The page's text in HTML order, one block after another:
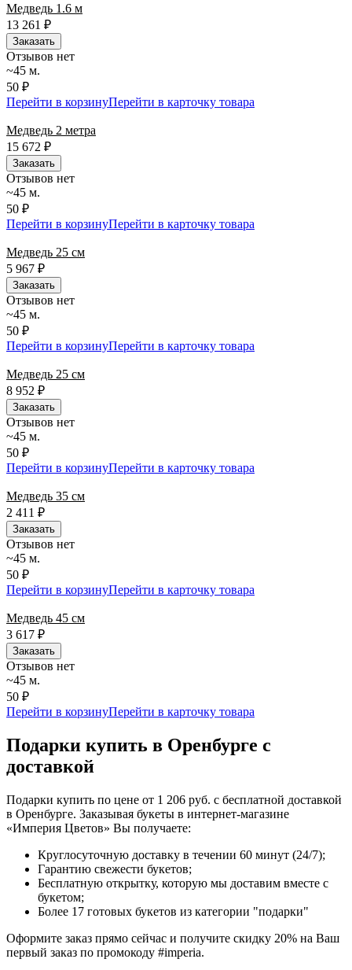
Медведь 1.6 м
13 261
₽
Заказать
Отзывов нет
~45 м.
50 ₽
Перейти в корзинуПерейти в карточку товара
Медведь 2 метра
15 672 ₽
Заказать
Отзывов нет
~45 м.
50 ₽
Перейти в корзинуПерейти в карточку товара
Медведь 25 см
5 967 ₽
Заказать
Отзывов нет
~45 м.
50 ₽
Перейти в корзинуПерейти в карточку товара
Медведь 25 см
8 952 ₽
Заказать
Отзывов нет
~45 м.
50 ₽
Перейти в корзинуПерейти в карточку товара
Медведь 35 см
2 411
₽
Заказать
Отзывов нет
~45 м.
50 ₽
Перейти в корзинуПерейти в карточку товара
Медведь 45 см
3 617 ₽
Заказать
Отзывов нет
~45 м.
50 ₽
Перейти в корзинуПерейти в карточку товара
Подарки купить в Оренбурге с
доставкой
Подарки купить по цене от 1 206 руб. с бесплатной доставкой
в Оренбурге. Заказывая букеты в интернет-магазине
«Империя Цветов» Вы получаете:
Круглосуточную доставку в течении 60 минут (24/7);
Гарантию свежести букетов;
Бесплатную открытку, которую мы доставим вместе с
букетом;
Более 17 готовых букетов из категории "подарки"
Оформите заказ прямо сейчас и получите скидку 20% на Ваш
первый заказ по промокоду #imperia.